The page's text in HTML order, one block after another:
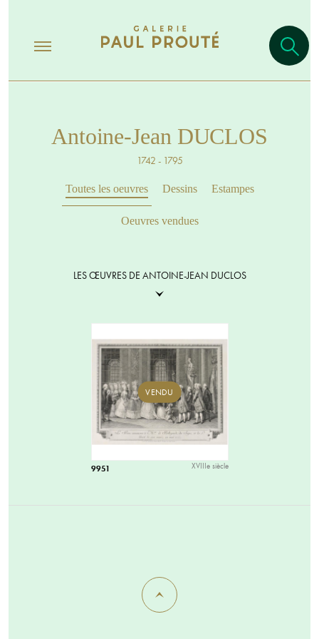
Antoine-Jean DUCLOS
1742 - 1795
Toutes les oeuvres Dessins Estampes
Oeuvres vendues
LES ŒUVRES DE ANTOINE-JEAN DUCLOS
VENDU
9951 XVIIIe siècle